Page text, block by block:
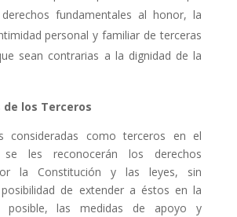
fundamentales al honor, la
personal y familiar de terceras
sean contrarias a la dignidad de la
de los Terceros
consideradas como terceros en el
se les reconocerán los derechos
la Constitución y las leyes, sin
de extender a éstos en la
las medidas de apoyo y